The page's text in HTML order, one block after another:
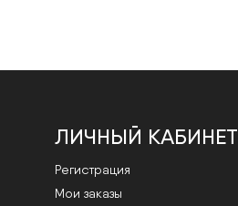
ЛИЧНЫЙ КАБИНЕТ
Регистрация
Мои заказы